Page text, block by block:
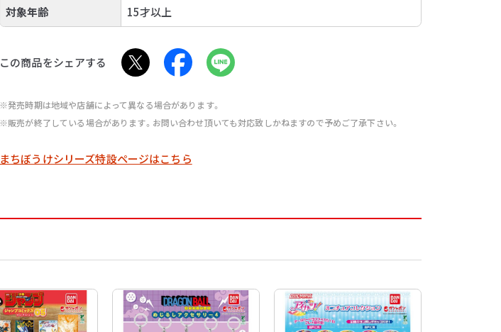
対象年齢 15才以上
この商品をシェアする
※発売時期は地域や店舗によって異なる場合があります。
※販売が終了している場合があります。お問い合わせ頂いても対応致しかねますので予めご了承下さい。
まちぼうけシリーズ特設ページはこちら